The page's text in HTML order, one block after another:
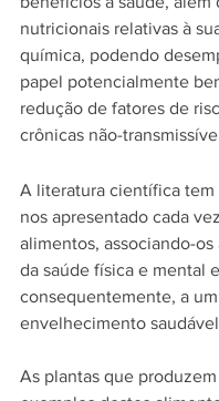
nutricionais relativas à
química, podendo
papel potencialmente
redução de fatores de
crônicas não-
A literatura científica
nos apresentado cada
alimentos, associando-
da saúde física e mental e
consequentemente, a um
envelhecimento
As plantas que